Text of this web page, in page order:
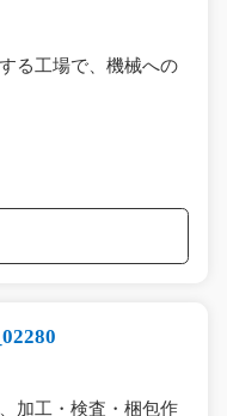
る工場で、機械への
加工・検査・梱包作